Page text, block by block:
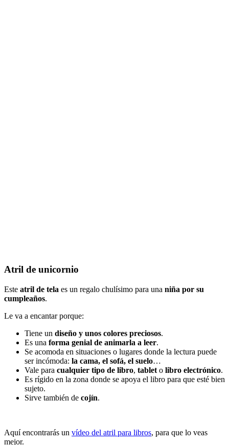
Atril de unicornio
Este atril de tela es un regalo chulísimo para una niña por su
cumpleaños.
Le va a encantar porque:
Tiene un diseño y unos colores preciosos.
Es una forma genial de animarla a leer.
Se acomoda en situaciones o lugares donde la lectura puede
ser incómoda: la cama, el sofá, el suelo…
Vale para cualquier tipo de libro, tablet o libro electrónico.
Es rígido en la zona donde se apoya el libro para que esté bien
sujeto.
Sirve también de cojín.
Aquí encontrarás un vídeo del atril para libros, para que lo veas
mejor.